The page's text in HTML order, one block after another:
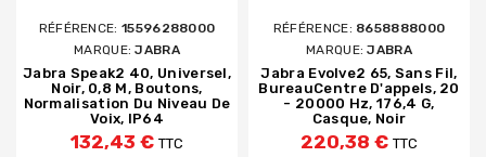
RÉFÉRENCE: 15596288000
MARQUE:JABRA
Jabra Speak2 40, Universel,
Noir, 0,8 M, Boutons,
Normalisation Du Niveau De
Voix, IP64
132,43 € TTC
RÉFÉRENCE: 8658888000
MARQUE:JABRA
Jabra Evolve2 65, Sans Fil,
BureauCentre D'appels, 20
- 20000 Hz, 176,4 G,
Casque, Noir
220,38 € TTC